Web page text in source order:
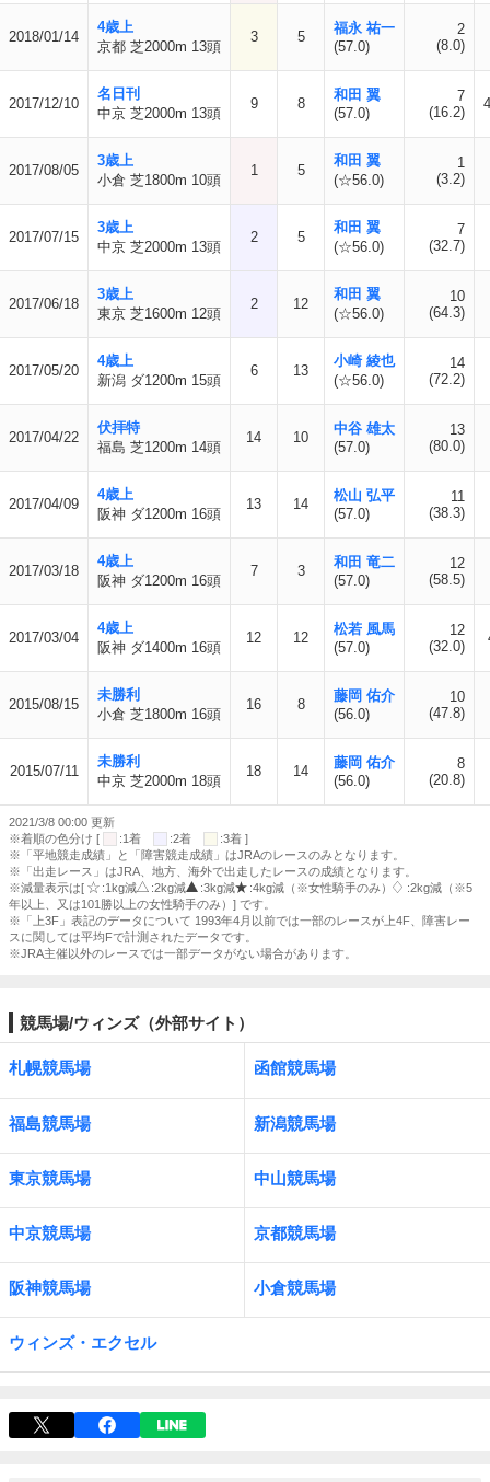
2018/01/14
4歳上
京都 芝2000m 13頭
3 5
福永 祐一
(57.0)
2
(8.0)
2017/12/10
名日刊
中京 芝2000m 13頭
9 8
和田 翼
(57.0)
7
(16.2)
2017/08/05
3歳上
小倉 芝1800m 10頭
1 5
和田 翼
(☆56.0)
1
(3.2)
2017/07/15
3歳上
中京 芝2000m 13頭
2 5
和田 翼
(☆56.0)
7
(32.7)
2017/06/18
3歳上
東京 芝1600m 12頭
2 12
和田 翼
(☆56.0)
10
(64.3)
2017/05/20
4歳上
新潟 ダ1200m 15頭
6 13
小崎 綾也
(☆56.0)
14
(72.2)
2017/04/22
伏拝特
福島 芝1200m 14頭
14 10
中谷 雄太
(57.0)
13
(80.0)
2017/04/09
4歳上
阪神 ダ1200m 16頭
13 14
松山 弘平
(57.0)
11
(38.3)
2017/03/18
4歳上
阪神 ダ1200m 16頭
7 3
和田 竜二
(57.0)
12
(58.5)
2017/03/04
4歳上
阪神 ダ1400m 16頭
12 12
松若 風馬
(57.0)
12
(32.0)
2015/08/15
未勝利
小倉 芝1800m 16頭
16 8
藤岡 佑介
(56.0)
10
(47.8)
2015/07/11
未勝利
中京 芝2000m 18頭
18 14
藤岡 佑介
(56.0)
8
(20.8)
2021/3/8 00:00 更新
※着順の色分け [
:1着 :2着
:3着 ]
※「平地競走成績」と「障害競走成績」はJRAのレースのみとなります。
※「出走レース」はJRA、地方、海外で出走したレースの成績となります。
※減量表示は[
:1kg減 :2kg減 :3kg減 :4kg減（※女性騎手のみ）
:2kg減（※5
年以上、又は101勝以上の女性騎手のみ）] です。
※「上3F」表記のデータについて 1993年4月以前では一部のレースが上4F、障害レー
スに関しては平均Fで計測されたデータです。
※JRA主催以外のレースでは一部データがない場合があります。
競馬場/ウィンズ（外部サイト）
札幌競馬場 函館競馬場
福島競馬場 新潟競馬場
東京競馬場 中山競馬場
中京競馬場 京都競馬場
阪神競馬場 小倉競馬場
ウィンズ・エクセル